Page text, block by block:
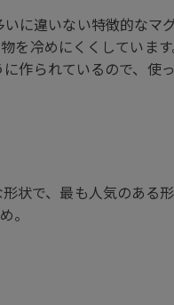
に違いない特徴的なマ
を冷めにくくしていま
作られているので、使
状で、最も人気のある
。